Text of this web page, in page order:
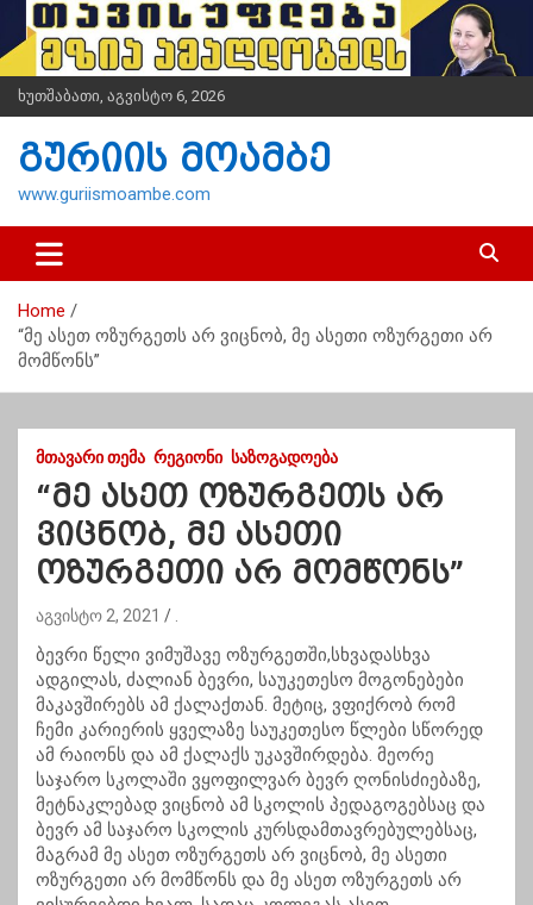
i
t
n
ხუთშაბათი, აგვისტო 6, 2026
გურიის მოამბე
www.guriismoambe.com
Home
“მე ასეთ ოზურგეთს არ ვიცნობ, მე ასეთი ოზურგეთი არ
მომწონს”
ᲛᲗᲐᲕᲐᲠᲘ ᲗᲔᲛᲐ ᲠᲔᲒᲘᲝᲜᲘ ᲡᲐᲖᲝᲒᲐᲓᲝᲔᲑᲐ
“მე ასეთ ოზურგეთს არ
ვიცნობ, მე ასეთი
ოზურგეთი არ მომწონს”
აგვისტო 2, 2021
ბევრი წელი ვიმუშავე ოზურგეთში,სხვადასხვა
ადგილას, ძალიან ბევრი, საუკეთესო მოგონებები
მაკავშირებს ამ ქალაქთან. მეტიც, ვფიქრობ რომ
ჩემი კარიერის ყველაზე საუკეთესო წლები სწორედ
ამ რაიონს და ამ ქალაქს უკავშირდება. მეორე
საჯარო სკოლაში ვყოფილვარ ბევრ ღონისძიებაზე,
მეტნაკლებად ვიცნობ ამ სკოლის პედაგოგებსაც და
ბევრ ამ საჯარო სკოლის კურსდამთავრებულებსაც,
მაგრამ მე ასეთ ოზურგეთს არ ვიცნობ, მე ასეთი
ოზურგეთი არ მომწონს და მე ასეთ ოზურგეთს არ